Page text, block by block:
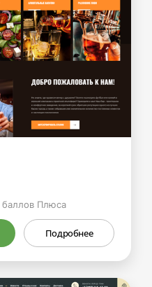
баллов Плюса
Подробнее